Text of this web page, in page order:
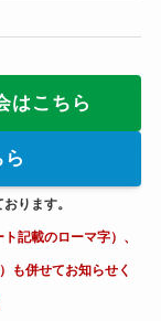
はこちら
ります。
記載のローマ字）、
も併せてお知らせく